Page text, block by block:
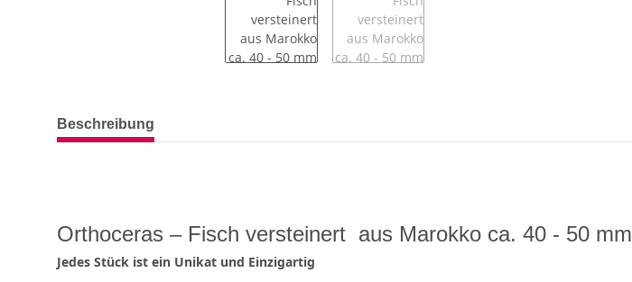
weitere Registerkarten anzeigen
Beschreibung
Orthoceras – Fisch versteinert aus Marokko ca. 40 - 50 mm
Jedes Stück ist ein Unikat und Einzigartig